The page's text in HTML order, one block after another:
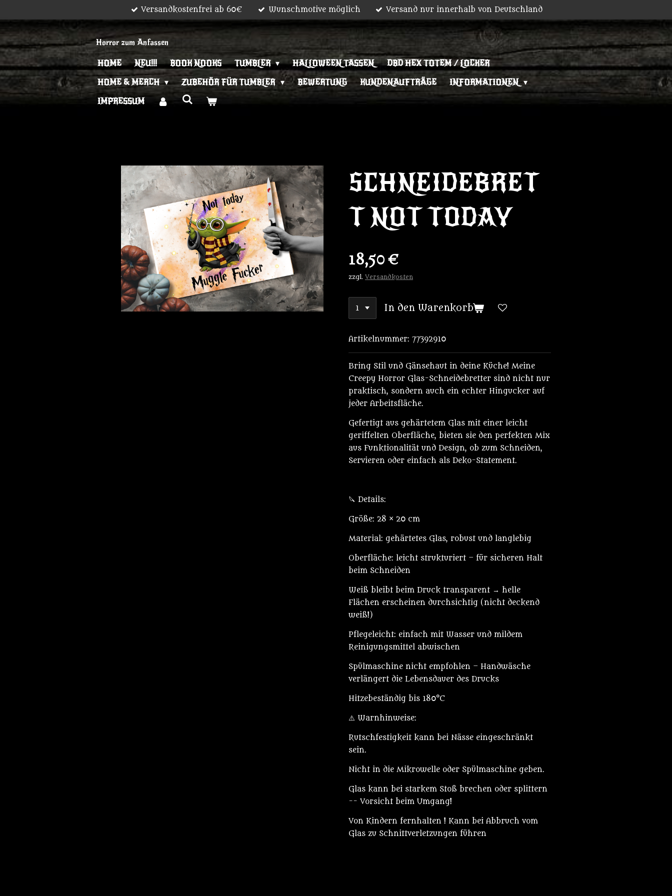
springen
Versandkostenfrei ab 60€ Wunschmotive möglich Versand nur innerhalb von Deutschland
Horror zum Anfassen
HOME NEU!!! BOOK NOOKS TUMBLER HALLOWEEN TASSEN
DBD HEX TOTEM / LOCKER
HOME & MERCH
ZUBEHÖR FÜR TUMBLER BEWERTUNG KUNDENAUFTRÄGE
INFORMATIONEN
IMPRESSUM
SCHNEIDEBRET
T NOT TODAY
18,50 €
zzgl. Versandkosten
In den Warenkorb
Artikelnummer: 77392910
Bring Stil und Gänsehaut in deine Küche! Meine
Creepy Horror Glas-Schneidebretter sind nicht nur
praktisch, sondern auch ein echter Hingucker auf
jeder Arbeitsfläche.
Gefertigt aus gehärtetem Glas mit einer leicht
geriffelten Oberfläche, bieten sie den perfekten Mix
aus Funktionalität und Design, ob zum Schneiden,
Servieren oder einfach als Deko-Statement.
🔪 Details:
Größe: 28 × 20 cm
Material: gehärtetes Glas, robust und langlebig
Oberfläche: leicht strukturiert – für sicheren Halt
beim Schneiden
Weiß bleibt beim Druck transparent → helle
Flächen erscheinen durchsichtig (nicht deckend
weiß!)
Pflegeleicht: einfach mit Wasser und mildem
Reinigungsmittel abwischen
Spülmaschine nicht empfohlen – Handwäsche
verlängert die Lebensdauer des Drucks
Hitzebeständig bis 180°C
⚠️ Warnhinweise:
Rutschfestigkeit kann bei Nässe eingeschränkt
sein.
Nicht in die Mikrowelle oder Spülmaschine geben.
Glas kann bei starkem Stoß brechen oder splittern
-- Vorsicht beim Umgang!
Von Kindern fernhalten ! Kann bei Abbruch vom
Glas zu Schnittverletzungen führen